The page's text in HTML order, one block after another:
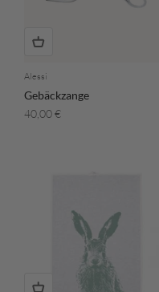
Alessi
Gebäckzange
Angebot
40,00 €